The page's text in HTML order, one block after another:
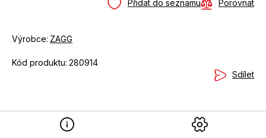
Přidat do seznamu Porovnat
Výrobce: ZAGG
Kód produktu: 280914
Sdílet